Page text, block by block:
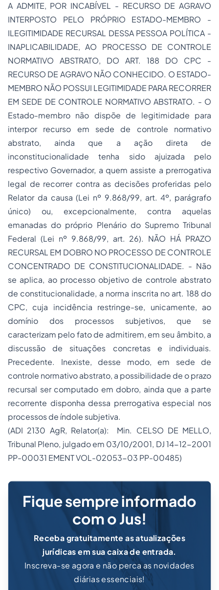
A ADMITE, POR INCABÍVEL - RECURSO DE AGRAVO
INTERPOSTO PELO PRÓPRIO ESTADO-MEMBRO -
ILEGITIMIDADE RECURSAL DESSA PESSOA POLÍTICA -
INAPLICABILIDADE, AO PROCESSO DE CONTROLE
NORMATIVO ABSTRATO, DO ART. 188 DO CPC -
RECURSO DE AGRAVO NÃO CONHECIDO. O ESTADO-
MEMBRO NÃO POSSUI LEGITIMIDADE PARA RECORRER
EM SEDE DE CONTROLE NORMATIVO ABSTRATO. - O
Estado-membro não dispõe de legitimidade para
interpor recurso em sede de controle normativo
abstrato, ainda que a ação direta de
inconstitucionalidade tenha sido ajuizada pelo
respectivo Governador, a quem assiste a prerrogativa
legal de recorrer contra as decisões proferidas pelo
Relator da causa (Lei nº 9.868/99, art. 4º, parágrafo
único) ou, excepcionalmente, contra aquelas
emanadas do próprio Plenário do Supremo Tribunal
Federal (Lei nº 9.868/99, art. 26). NÃO HÁ PRAZO
RECURSAL EM DOBRO NO PROCESSO DE CONTROLE
CONCENTRADO DE CONSTITUCIONALIDADE. - Não
se aplica, ao processo objetivo de controle abstrato
de constitucionalidade, a norma inscrita no art. 188 do
CPC, cuja incidência restringe-se, unicamente, ao
domínio dos processos subjetivos, que se
caracterizam pelo fato de admitirem, em seu âmbito, a
discussão de situações concretas e individuais.
Precedente. Inexiste, desse modo, em sede de
controle normativo abstrato, a possibilidade de o prazo
recursal ser computado em dobro, ainda que a parte
recorrente disponha dessa prerrogativa especial nos
processos de índole subjetiva.
(ADI 2130 AgR, Relator(a): Min. CELSO DE MELLO,
Tribunal Pleno, julgado em 03/10/2001, DJ 14-12-2001
PP-00031 EMENT VOL-02053-03 PP-00485)
Fique sempre informado
com o Jus!
Receba gratuitamente as atualizações
jurídicas em sua caixa de entrada.
Inscreva-se agora e não perca as novidades
diárias essenciais!